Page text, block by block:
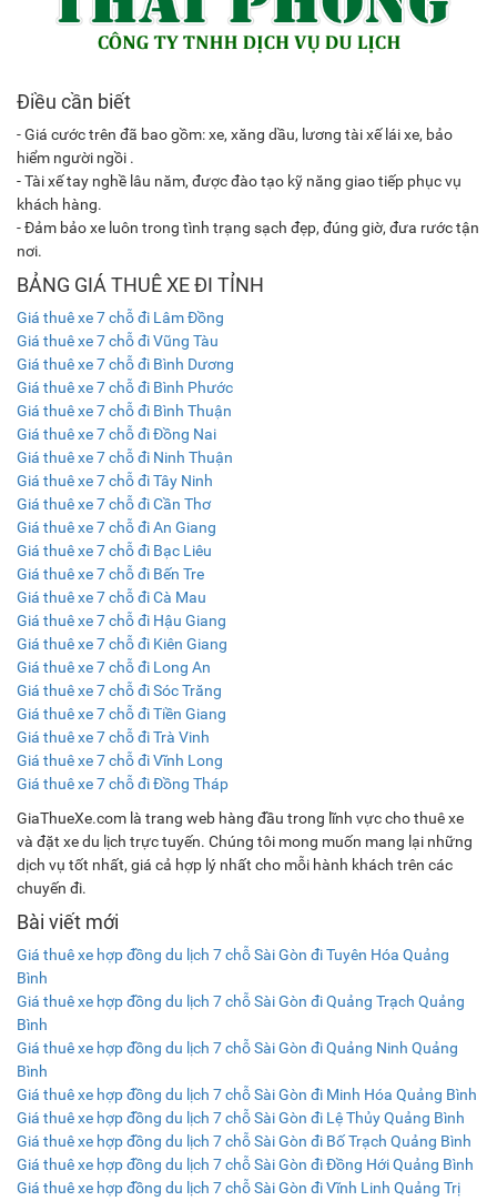
Điều cần biết
- Giá cước trên đã bao gồm: xe, xăng dầu, lương tài xế lái xe, bảo
hiểm người ngồi .
- Tài xế tay nghề lâu năm, được đào tạo kỹ năng giao tiếp phục vụ
khách hàng.
- Đảm bảo xe luôn trong tình trạng sạch đẹp, đúng giờ, đưa rước tận
nơi.
BẢNG GIÁ THUÊ XE ĐI TỈNH
Giá thuê xe 7 chỗ đi Lâm Đồng
Giá thuê xe 7 chỗ đi Vũng Tàu
Giá thuê xe 7 chỗ đi Bình Dương
Giá thuê xe 7 chỗ đi Bình Phước
Giá thuê xe 7 chỗ đi Bình Thuận
Giá thuê xe 7 chỗ đi Đồng Nai
Giá thuê xe 7 chỗ đi Ninh Thuận
Giá thuê xe 7 chỗ đi Tây Ninh
Giá thuê xe 7 chỗ đi Cần Thơ
Giá thuê xe 7 chỗ đi An Giang
Giá thuê xe 7 chỗ đi Bạc Liêu
Giá thuê xe 7 chỗ đi Bến Tre
Giá thuê xe 7 chỗ đi Cà Mau
Giá thuê xe 7 chỗ đi Hậu Giang
Giá thuê xe 7 chỗ đi Kiên Giang
Giá thuê xe 7 chỗ đi Long An
Giá thuê xe 7 chỗ đi Sóc Trăng
Giá thuê xe 7 chỗ đi Tiền Giang
Giá thuê xe 7 chỗ đi Trà Vinh
Giá thuê xe 7 chỗ đi Vĩnh Long
Giá thuê xe 7 chỗ đi Đồng Tháp
GiaThueXe.com là trang web hàng đầu trong lĩnh vực cho thuê xe
và đặt xe du lịch trực tuyến. Chúng tôi mong muốn mang lại những
dịch vụ tốt nhất, giá cả hợp lý nhất cho mỗi hành khách trên các
chuyến đi.
Bài viết mới
Giá thuê xe hợp đồng du lịch 7 chỗ Sài Gòn đi Tuyên Hóa Quảng
Bình
Giá thuê xe hợp đồng du lịch 7 chỗ Sài Gòn đi Quảng Trạch Quảng
Bình
Giá thuê xe hợp đồng du lịch 7 chỗ Sài Gòn đi Quảng Ninh Quảng
Bình
Giá thuê xe hợp đồng du lịch 7 chỗ Sài Gòn đi Minh Hóa Quảng Bình
Giá thuê xe hợp đồng du lịch 7 chỗ Sài Gòn đi Lệ Thủy Quảng Bình
Giá thuê xe hợp đồng du lịch 7 chỗ Sài Gòn đi Bố Trạch Quảng Bình
Giá thuê xe hợp đồng du lịch 7 chỗ Sài Gòn đi Đồng Hới Quảng Bình
Giá thuê xe hợp đồng du lịch 7 chỗ Sài Gòn đi Vĩnh Linh Quảng Trị